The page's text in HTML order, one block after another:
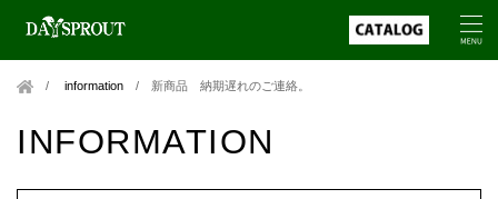
information / 新商品 納期遅れのご連絡。
INFORMATION